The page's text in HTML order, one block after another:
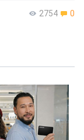
2754 0